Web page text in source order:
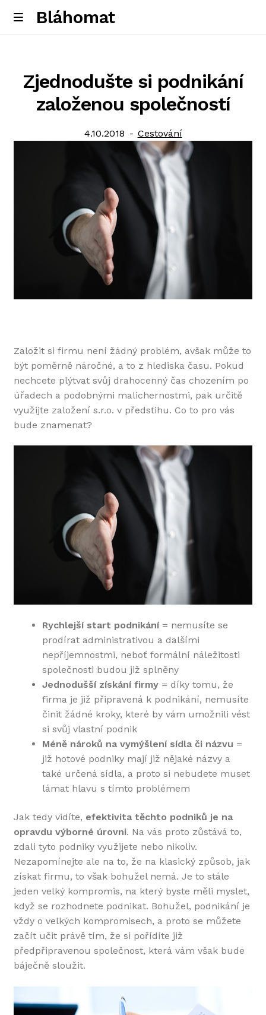
Skip
Skip
M
Bláhomat
Zjednodušte si podnikání
založenou společností
Posted
4.10.2018 Category:
Cestování
Založit si firmu není žádný problém, avšak může to
být poměrně náročné, a to z hlediska času. Pokud
nechcete plýtvat svůj drahocenný čas chozením po
úřadech a podobnými malichernostmi, pak určitě
využijte založení s.r.o. v předstihu. Co to pro vás
bude znamenat?
Rychlejší start podnikání= nemusíte se
prodírat administrativou a dalšími
nepříjemnostmi, neboť formální náležitosti
společnosti budou již splněny
Jednodušší získání firmy= díky tomu, že
firma je již připravená k podnikání, nemusíte
činit žádné kroky, které by vám umožnili vést
si svůj vlastní podnik
Méně nároků na vymýšlení sídla či názvu =
již hotové podniky mají již nějaké názvy a
také určená sídla, a proto si nebudete muset
lámat hlavu s tímto problémem
Jak tedy vidíte, efektivita těchto podniků je na
opravdu výborné úrovni. Na vás proto zůstává to,
zdali tyto podniky využijete nebo nikoliv.
Nezapomínejte ale na to, že na klasický způsob, jak
získat firmu, to však bohužel nemá. Je to stále
jeden velký kompromis, na který byste měli myslet,
když se rozhodnete podnikat. Bohužel, podnikání je
vždy o velkých kompromisech, a proto se můžete
začít učit právě tím, že si pořídíte již
předpřipravenou společnost, která vám však bude
báječně sloužit.